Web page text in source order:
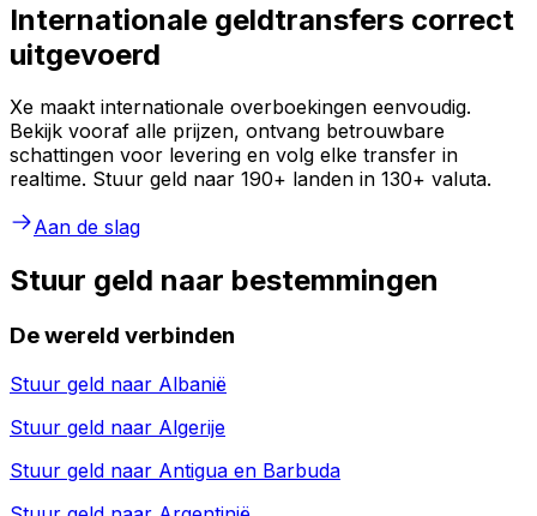
Internationale geldtransfers correct
uitgevoerd
Xe maakt internationale overboekingen eenvoudig.
Bekijk vooraf alle prijzen, ontvang betrouwbare
schattingen voor levering en volg elke transfer in
realtime. Stuur geld naar 190+ landen in 130+ valuta.
Aan de slag
Stuur geld naar bestemmingen
De wereld verbinden
Stuur geld naar Albanië
Stuur geld naar Algerije
Stuur geld naar Antigua en Barbuda